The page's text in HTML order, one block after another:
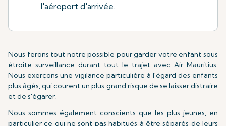
l'aéroport d'arrivée.
Nous ferons tout notre possible pour garder votre enfant sous
étroite surveillance durant tout le trajet avec Air Mauritius.
Nous exerçons une vigilance particulière à l'égard des enfants
plus âgés, qui courent un plus grand risque de se laisser distraire
et de s'égarer.
Nous sommes également conscients que les plus jeunes, en
particulier ce qui ne sont pas habitués à être séparés de leurs